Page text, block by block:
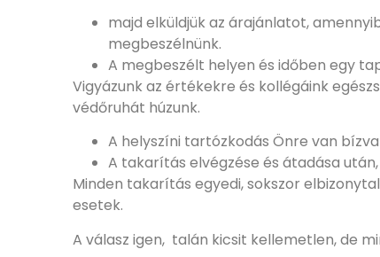
majd elküldjük az árajánlatot,
megbeszélnünk.
A megbeszélt helyen és időben egy
Vigyázunk az értékekre és kollégáink
védőruhát húzunk.
A helyszíni tartózkodás Önre van
A ​takar​ítás elvégzése és átadása
Minden takarítás egyedi, sokszor
esetek.
A válasz igen, talán kicsit kellemetlen, de